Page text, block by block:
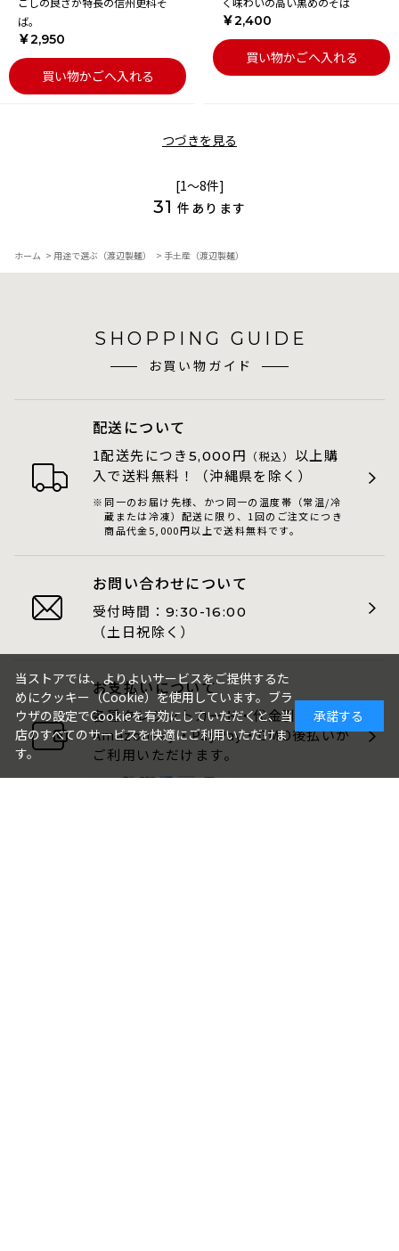
ば。
￥2,950
買い物かごへ入れる
￥2,400
買い物かごへ入れる
つづきを見る
[1～8件]
31 件あります
ホーム > 用途で選ぶ（渡辺製麺） > 手土産（渡辺製麺）
SHOPPING GUIDE
お買い物ガイド
配送について
1配送先につき 5,000 円 （税込） 以上購
入で送料無料！（沖縄県を除く）
同一のお届け先様、かつ同一の温度帯（常温/冷
蔵または冷凍）配送に限り、1回のご注文につき
商品代金5,000円以上で送料無料です。
お問い合わせについて
受付時間： 9:30-16:00
（土日祝除く）
お支払いについて
各種クレジットカード・代金引換・
AmazonPay・PayPay・GMO後払いが
ご利用いただけます。
当ストアでは、よりよいサービスをご提供するた
めにクッキー（Cookie）を使用しています。ブラ
ウザの設定でCookieを有効にしていただくと、当
店のすべてのサービスを快適にご利用いただけま
す。
承諾する